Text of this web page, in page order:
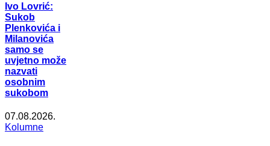
Ivo Lovrić:
Sukob
Plenkovića i
Milanovića
samo se
uvjetno može
nazvati
osobnim
sukobom
07.08.2026.
Kolumne